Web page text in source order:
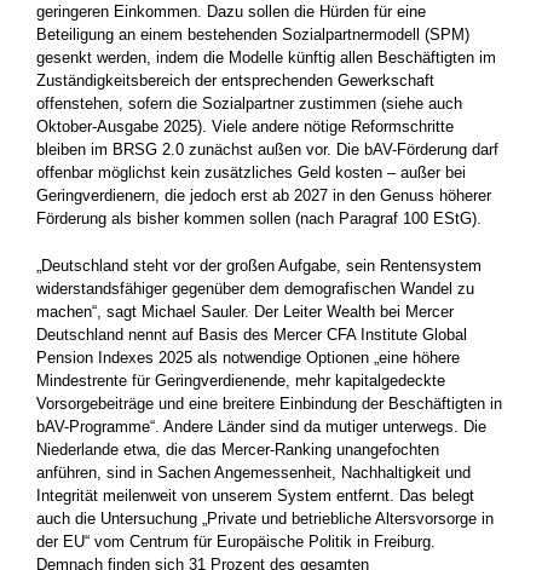
geringeren Einkommen. Dazu sollen die Hürden für eine
Beteiligung an einem bestehenden Sozialpartnermodell (SPM)
gesenkt werden, indem die Modelle künftig allen Beschäftigten im
Zuständigkeitsbereich der entsprechenden Gewerkschaft
offenstehen, sofern die Sozialpartner zustimmen (siehe auch
Oktober-Ausgabe 2025). Viele andere nötige Reformschritte
bleiben im BRSG 2.0 zunächst außen vor. Die bAV-Förderung darf
offenbar möglichst kein zusätzliches Geld kosten – außer bei
Geringverdienern, die jedoch erst ab 2027 in den Genuss höherer
Förderung als bisher kommen sollen (nach Paragraf 100 EStG).
„Deutschland steht vor der großen Aufgabe, sein Rentensystem
widerstandsfähiger gegenüber dem demografischen Wandel zu
machen“, sagt Michael Sauler. Der Leiter Wealth bei Mercer
Deutschland nennt auf Basis des Mercer CFA Institute Global
Pension Indexes 2025 als notwendige Optionen „eine höhere
Mindestrente für Geringverdienende, mehr kapitalgedeckte
Vorsorgebeiträge und eine breitere Einbindung der Beschäftigten in
bAV-Programme“. Andere Länder sind da mutiger unterwegs. Die
Niederlande etwa, die das Mercer-Ranking unangefochten
anführen, sind in Sachen Angemessenheit, Nachhaltigkeit und
Integrität meilenweit von unserem System entfernt. Das belegt
auch die Untersuchung „Private und betriebliche Altersvorsorge in
der EU“ vom Centrum für Europäische Politik in Freiburg.
Demnach finden sich 31 Prozent des gesamten